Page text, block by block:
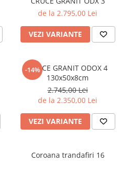
de la 2.795,00 Lei
VEZI VARIANTE
-14%
CRUCE GRANIT ODOX 4
130x50x8cm
2.745,00 Lei
de la 2.350,00 Lei
VEZI VARIANTE
Coroana trandafiri 16